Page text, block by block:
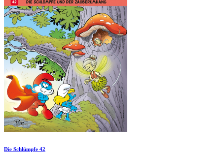
Die Schlümpfe 42